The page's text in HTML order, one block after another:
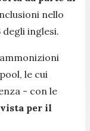
nello
inglesi.
le cui
- con le
per il